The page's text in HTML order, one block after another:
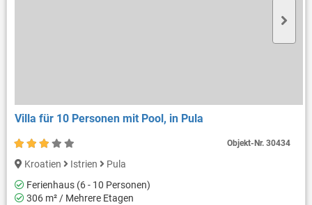
Villa für 10 Personen mit Pool, in Pula
Kroatien Istrien
Pula
Ferienhaus (6 - 10 Personen)
306 m² / Mehrere Etagen
Objekt-Nr. 30434